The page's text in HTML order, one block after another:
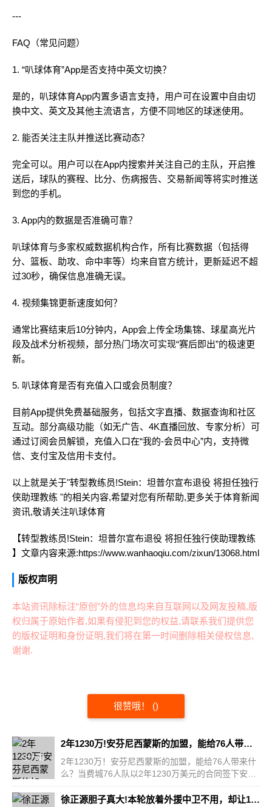
---
FAQ（常见问题）
1. “叭球体育”App是否支持中英文切换？
是的，叭球体育App内置多语言支持，用户可在设置中自由切
换中文、英文及其他主流语言，方便不同地区的球迷使用。
2. 能否关注主队并推送比赛动态？
完全可以。用户可以在App内搜索并关注自己的主队，开启推
送后，球队的赛程、比分、伤病报告、交易新闻等将实时推送
到您的手机。
3. App内的数据是否准确可靠？
叭球体育与多家权威数据机构合作，所有比赛数据（包括得
分、篮板、助攻、命中率等）均来自官方统计，更新延迟不超
过30秒，确保信息准确无误。
4. 视频集锦更新速度如何？
通常比赛结束后10分钟内，App会上传全场集锦、球星高光片
段及战术分析视频，部分热门场次可实现“赛后即出”的极速更
新。
5. 叭球体育是否有充值入口或会员制度？
目前App提供免费基础服务，包括文字直播、数据查询和社区
互动。部分高级功能（如无广告、4K直播回放、专家分析）可
通过订阅会员解锁，充值入口在“我的-会员中心”内，支持微
信、支付宝及信用卡支付。
以上就是关于"转型教练员!Stein：坦普尔宣布退役 将担任独行
侠助理教练 "的相关内容,希望对您有所帮助,更多关于体育新闻
资讯,敬请关注叭球体育
【转型教练员!Stein：坦普尔宣布退役 将担任独行侠助理教练
】文章内容来源:https://www.wanhaoqiu.com/zixun/13068.html
版权声明
本站资讯除标注“原创”外的信息均来自互联网以及网友投稿,版
权归属于原始作者,如果有侵犯到您的权益,请联系我们提供您
的版权证明和身份证明,我们将在第一时间删除相关侵权信息,
谢谢.
很赞哦！ ()
上一篇
2年1230万!安芬尼西蒙斯的加盟，能给76人带来什么?
2年1230万！安芬尼西蒙斯的加盟，能给76人带来什
么？当费城76人队以2年1230万美元的合同签下安芬
徐正源胆子真大!本轮放着外援中卫不用，却让17岁新星首发